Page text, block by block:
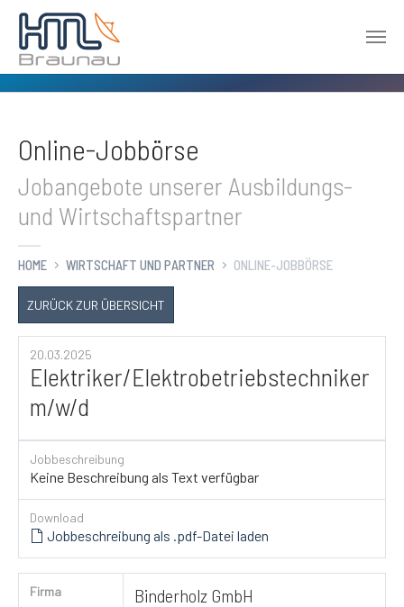
Online-Jobbörse
Jobangebote unserer Ausbildungs-
und Wirtschaftspartner
HOME WIRTSCHAFT UND PARTNER ONLINE-JOBBÖRSE
ZURÜCK ZUR ÜBERSICHT
20.03.2025
Elektriker/Elektrobetriebstechniker
m/w/d
Jobbeschreibung
Keine Beschreibung als Text verfügbar
Download
Jobbeschreibung als .pdf-Datei laden
Firma Binderholz GmbH